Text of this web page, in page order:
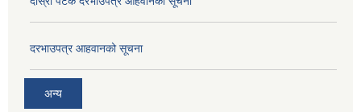
दरभाउपत्र आहवानको सूचना
अन्य